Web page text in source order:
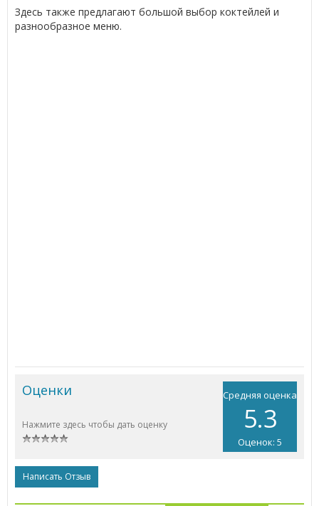
Здесь также предлагают большой выбор коктейлей и
разнообразное меню.
Средняя оценка
5.3
Оценок: 5
Оценки
Нажмите здесь чтобы дать оценку
Написать Отзыв